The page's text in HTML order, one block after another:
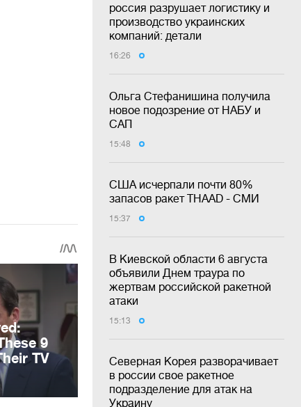
россия разрушает логистику и
производство украинских
компаний: детали
16:26
Ольга Стефанишина получила
новое подозрение от НАБУ и
САП
15:48
США исчерпали почти 80%
запасов ракет THAAD - СМИ
15:37
В Киевской области 6 августа
объявили Днем траура по
жертвам российской ракетной
атаки
15:13
Северная Корея разворачивает
в россии свое ракетное
подразделение для атак на
Украину